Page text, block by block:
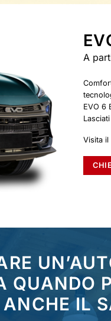
A
EVO 6
Visita
IL